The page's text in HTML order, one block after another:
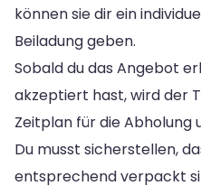
können sie dir ein
Beiladung geben.
Sobald du das Angebot
akzeptiert hast, wird der
Zeitplan für die Abholung
Du musst sicherstellen,
entsprechend verpackt